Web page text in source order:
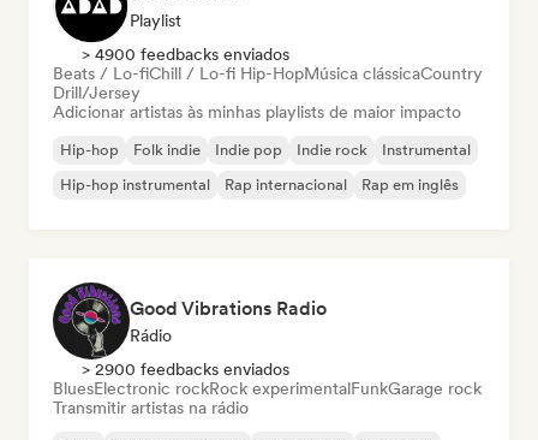
Playlist
> 4900 feedbacks enviados
Beats / Lo-fiChill / Lo-fi Hip-HopMúsica clássicaCountry
Drill/Jersey
Adicionar artistas às minhas playlists de maior impacto
Hip-hop Folk indie Indie pop Indie rock
Instrumental
Hip-hop instrumental
Rap internacional Rap em inglês
Good Vibrations Radio
Rádio
> 2900 feedbacks enviados
BluesElectronic rockRock experimentalFunkGarage rock
Transmitir artistas na rádio